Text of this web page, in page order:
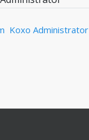
Koxo Administrator